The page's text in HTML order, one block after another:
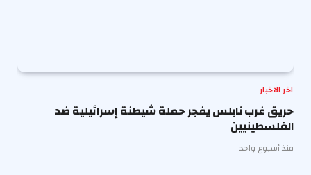
اخر الاخبار
حريق غرب نابلس يفجر حملة شيطنة إسرائيلية ضد
الفلسطينيين
منذ أسبوع واحد